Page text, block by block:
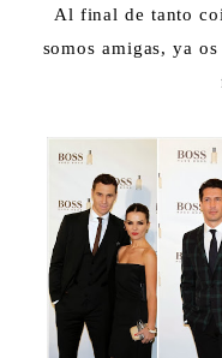
Al final de tanto
somos amigas, ya